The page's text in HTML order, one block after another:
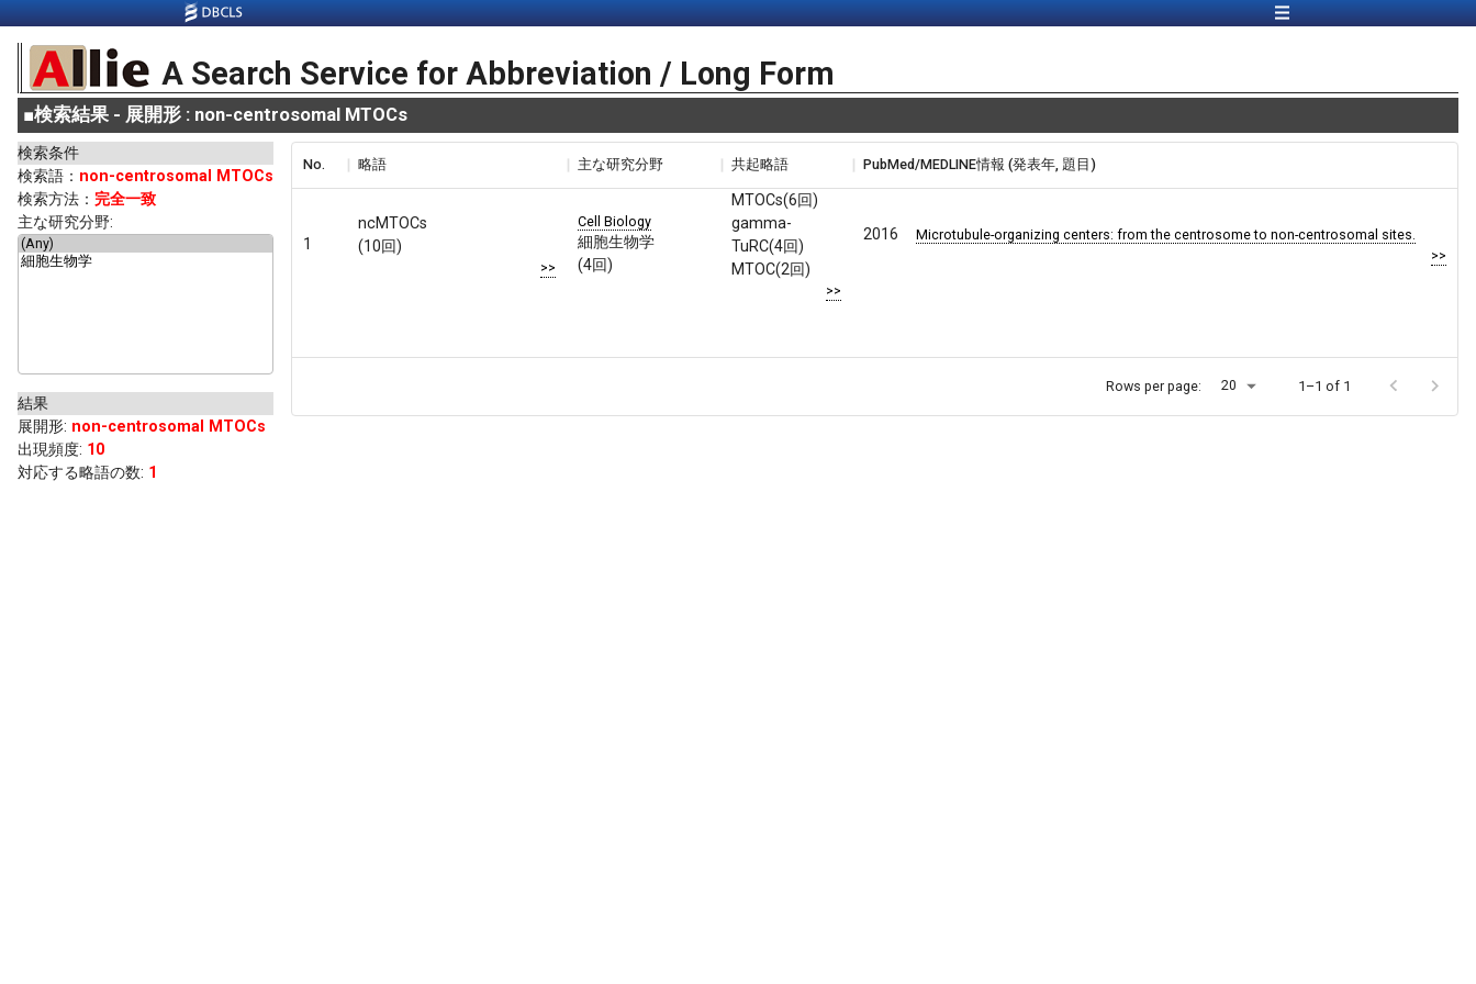
A Search Service for Abbreviation / Long Form
■検索結果 - 展開形 : non-centrosomal MTOCs
検索条件
検索語： non-centrosomal MTOCs
検索方法： 完全一致
主な研究分野:
結果
展開形: non-centrosomal MTOCs
出現頻度: 10
対応する略語の数: 1
No. 略語 主な研究分野 共起略語 PubMed/MEDLINE情報 (発表年, 題目)
1
ncMTOCs
(10回)
>>
Cell Biology
細胞生物学
(4回)
MTOCs(6回)
gamma-
TuRC(4回)
MTOC(2回)
>>
2016
Microtubule-organizing centers: from the centrosome to non-centrosomal sites.
>>
Rows per page: 20 1–1 of 1